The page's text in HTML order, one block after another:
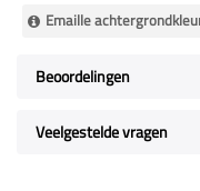
Emaille
Beoordelingen
Veelgestelde vragen